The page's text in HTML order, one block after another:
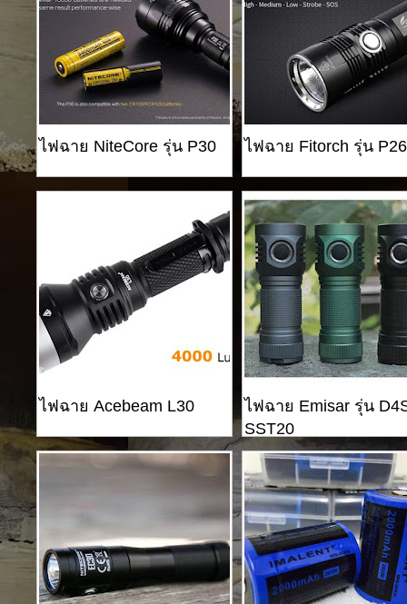
ไฟฉาย NiteCore รุ่น P30 ไฟฉาย Fitorch รุ่น
ไฟฉาย Acebeam L30
ไฟฉาย Emisar รุ่น
SST20